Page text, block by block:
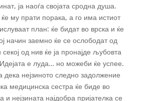
ја наоѓа својата сродна душа.
му прати порака, а го има истиот
план: ќе бидат во врска и ќе
начин заемно ќе се ослободат од
секој од нив ќе ја пронајде љубовта
е луда… но можеби ќе успее.
нејзиното следно задолжение
медицинска сестра ќе биде во
нејзината најдобра пријателка се